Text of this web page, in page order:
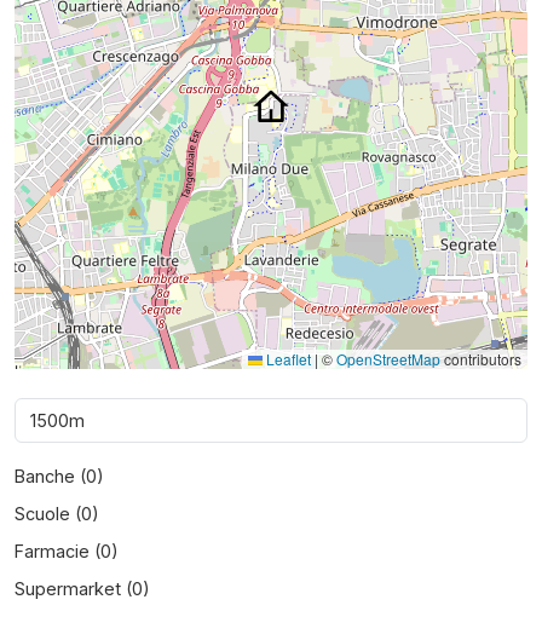
Leaflet | ©OpenStreetMapcontributors
Banche (0)
Scuole (0)
Farmacie (0)
Supermarket (0)